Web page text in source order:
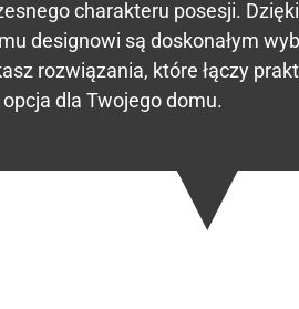
charakteru posesji.
designowi są doskonałym
rozwiązania, które łączy
dla Twojego domu.